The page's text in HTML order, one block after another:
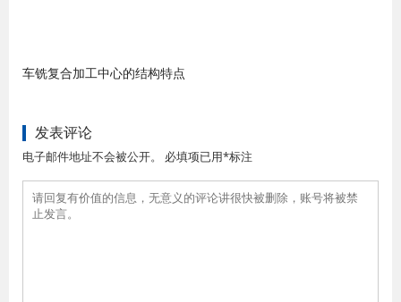
车铣复合加工中心的结构特点
发表评论
电子邮件地址不会被公开。 必填项已用*标注